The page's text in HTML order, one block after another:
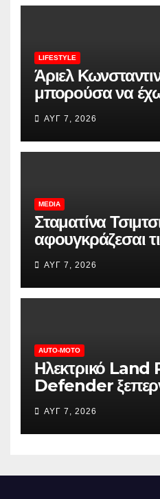
LIFESTYLE
Άριελ
μπορούσα να
από όλα όσα
είμαι σήμερα εδώ
ΑΥΓ 7, 2026
MEDIA
Σταματίνα
αφουγκράζεσαι
ψάχνουν οι
ΑΥΓ 7, 2026
AUTO-MOTO
Ηλεκτρικό Land
Defender
αυτονομία
ΑΥΓ 7, 2026